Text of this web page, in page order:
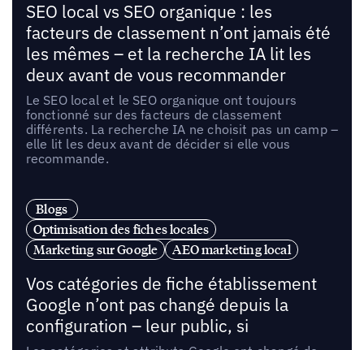
SEO local vs SEO organique : les
facteurs de classement n’ont jamais été
les mêmes – et la recherche IA lit les
deux avant de vous recommander
Le SEO local et le SEO organique ont toujours
fonctionné sur des facteurs de classement
différents. La recherche IA ne choisit pas un camp –
elle lit les deux avant de décider si elle vous
recommande.
Blogs
Optimisation des fiches locales
Marketing sur Google
AEO marketing local
Vos catégories de fiche établissement
Google n’ont pas changé depuis la
configuration – leur public, si